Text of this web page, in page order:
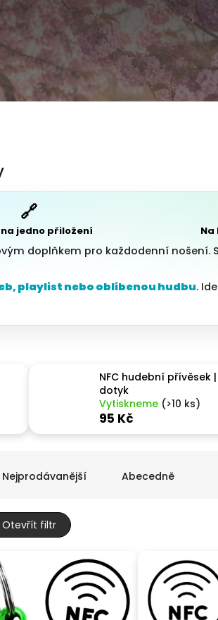
🔗
jedno přiložení
doplňkem pro každodenní nošení.
playlist nebo oblíbenou hudbu.
NFC hudební přívěsek
dotyk
Vytiskneme (>10 ks)
95 Kč
Nejprodávanější Abecedně
Otevřít filtr